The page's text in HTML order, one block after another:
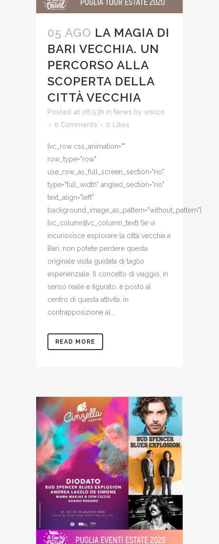
05 AGO LA MAGIA DI
BARI VECCHIA. UN
PERCORSO ALLA
SCOPERTA DELLA
CITTÀ VECCHIA
Posted at 08:53h in News by enrico
0 Comments
0 Likes
[vc_row css_animation=""
row_type="row"
use_row_as_full_screen_section="no"
type="full_width" angled_section="no"
text_align="left"
background_image_as_pattern="without_pattern"]
[vc_column][vc_column_text] Se vi
incuriosisce esplorare la città vecchia a
Bari, non potete perdere questa
originale visita guidata di taglio
esperienziale. Il concetto di viaggio, in
senso reale e figurato, è posto al
centro di questa attività, in
contrapposizione al...
READ MORE